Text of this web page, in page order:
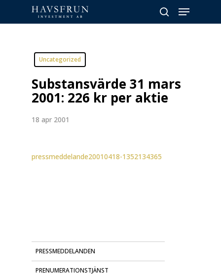
main
search
Menu
Uncategorized
Substansvärde 31 mars
2001: 226 kr per aktie
18 apr 2001
pressmeddelande20010418-1352134365
PRESSMEDDELANDEN
PRENUMERATIONSTJÄNST